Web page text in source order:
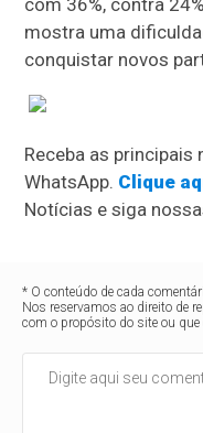
com 36%, contra
mostra uma
conquistar novos
Receba as
WhatsApp. Clique
Notícias e siga
* O conteúdo de cada
Nos reservamos ao direito de
com o propósito do site ou